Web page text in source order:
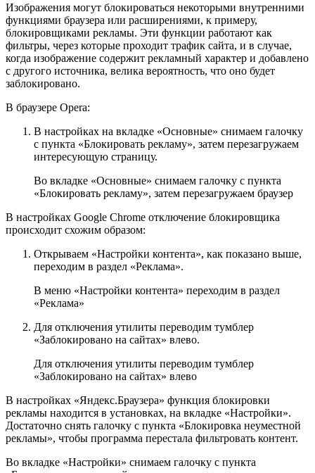
Изображения могут блокироваться некоторыми внутренними
функциями браузера или расширениями, к примеру,
блокировщиками рекламы. Эти функции работают как
фильтры, через которые проходит трафик сайта, и в случае,
когда изображение содержит рекламный характер и добавлено
с другого источника, велика вероятность, что оно будет
заблокировано.
В браузере Opera:
В настройках на вкладке «Основные» снимаем галочку
с пункта «Блокировать рекламу», затем перезагружаем
интересующую страницу.
Во вкладке «Основные» снимаем галочку с пункта
«Блокировать рекламу», затем перезагружаем браузер
В настройках Google Chrome отключение блокировщика
происходит схожим образом:
Открываем «Настройки контента», как показано выше,
переходим в раздел «Реклама».
В меню «Настройки контента» переходим в раздел
«Реклама»
Для отключения утилиты переводим тумблер
«Заблокировано на сайтах» влево.
Для отключения утилиты переводим тумблер
«Заблокировано на сайтах» влево
В настройках «Яндекс.Браузера» функция блокировки
рекламы находится в установках, на вкладке «Настройки».
Достаточно снять галочку с пункта «Блокировка неуместной
рекламы», чтобы программа перестала фильтровать контент.
Во вкладке «Настройки» снимаем галочку с пункта